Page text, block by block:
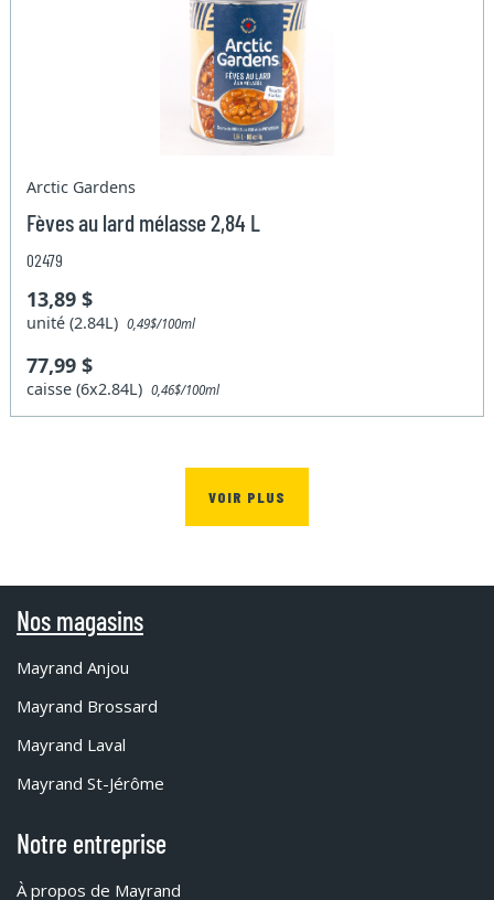
Arctic Gardens
Fèves au lard mélasse 2,84 L
02479
13,89 $
unité (2.84L)0,49$/100ml
77,99 $
caisse (6x2.84L)0,46$/100ml
VOIR PLUS
Nos magasins
Mayrand Anjou
Mayrand Brossard
Mayrand Laval
Mayrand St-Jérôme
Notre entreprise
À propos de Mayrand